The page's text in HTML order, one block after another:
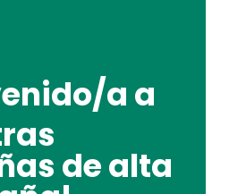
a a
de alta